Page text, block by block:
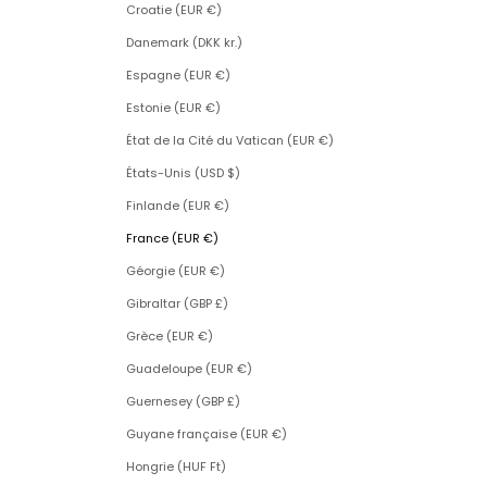
Croatie (EUR €)
Danemark (DKK kr.)
Espagne (EUR €)
Estonie (EUR €)
État de la Cité du Vatican (EUR €)
États-Unis (USD $)
Finlande (EUR €)
France (EUR €)
Géorgie (EUR €)
Gibraltar (GBP £)
Grèce (EUR €)
Guadeloupe (EUR €)
Guernesey (GBP £)
Guyane française (EUR €)
Hongrie (HUF Ft)